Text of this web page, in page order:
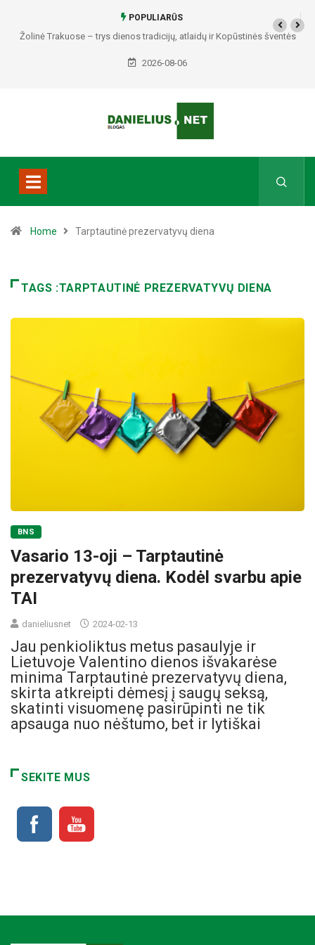
POPULIARŪS
Žolinė Trakuose – trys dienos tradicijų, atlaidų ir Kopūstinės šventės
2026-08-06
Home Tarptautinė prezervatyvų diena
TAGS :TARPTAUTINĖ PREZERVATYVŲ DIENA
BNS
Vasario 13-oji – Tarptautinė
prezervatyvų diena. Kodėl svarbu apie
TAI
danieliusnet 2024-02-13
Jau penkioliktus metus pasaulyje ir
Lietuvoje Valentino dienos išvakarėse
minima Tarptautinė prezervatyvų diena,
skirta atkreipti dėmesį į saugų seksą,
skatinti visuomenę pasirūpinti ne tik
apsauga nuo nėštumo, bet ir lytiškai
SEKITE MUS